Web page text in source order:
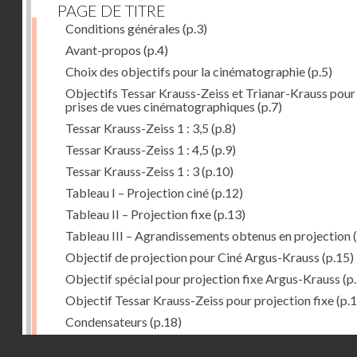
PAGE DE TITRE
Conditions générales (p.3)
Avant-propos (p.4)
Choix des objectifs pour la cinématographie(p.5)
Objectifs Tessar Krauss-Zeiss et Trianar-Krauss pour
prises de vues cinématographiques (p.7)
Tessar Krauss-Zeiss 1 : 3,5 (p.8)
Tessar Krauss-Zeiss 1 : 4,5 (p.9)
Tessar Krauss-Zeiss 1 : 3(p.10)
Tableau I – Projection ciné(p.12)
Tableau II – Projection fixe(p.13)
Tableau III – Agrandissements obtenus en projection
Objectif de projection pour Ciné Argus-Krauss (p.15)
Objectif spécial pour projection fixe Argus-Krauss
Objectif Tessar Krauss-Zeiss pour projection fixe
Condensateurs (p.18)